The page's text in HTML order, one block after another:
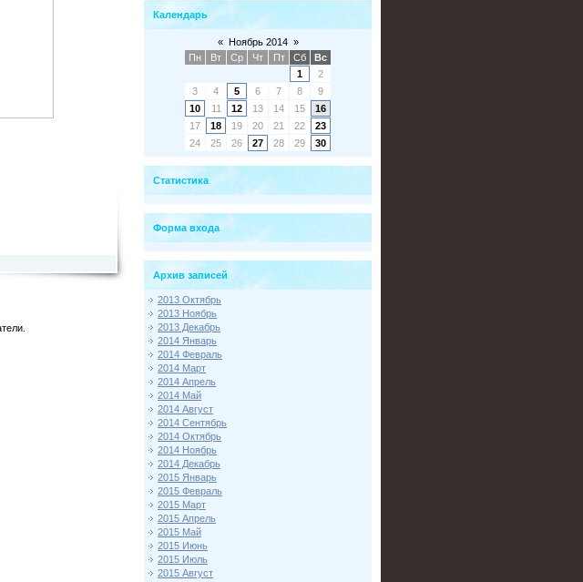
Календарь
« Ноябрь 2014 »
Пн
Вт Ср Чт Пт Сб
Вс
1
2
3
4 5 6 7 8
9
10
11 12 13 14 15
16
17
18 19 20 21 22
23
24
25 26 27 28 29 30
Статистика
Форма входа
Архив записей
2013 Октябрь
2013 Ноябрь
2013 Декабрь
2014 Январь
2014 Февраль
2014 Март
2014 Апрель
2014 Май
2014 Август
2014 Сентябрь
2014 Октябрь
2014 Ноябрь
2014 Декабрь
2015 Январь
2015 Февраль
2015 Март
2015 Апрель
2015 Май
2015 Июнь
2015 Июль
2015 Август